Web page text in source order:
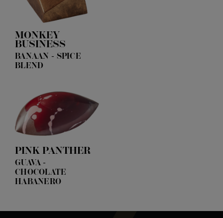
MONKEY
BUSINESS
BANAAN - SPICE
BLEND
PINK PANTHER
GUAVA -
CHOCOLATE
HABANERO